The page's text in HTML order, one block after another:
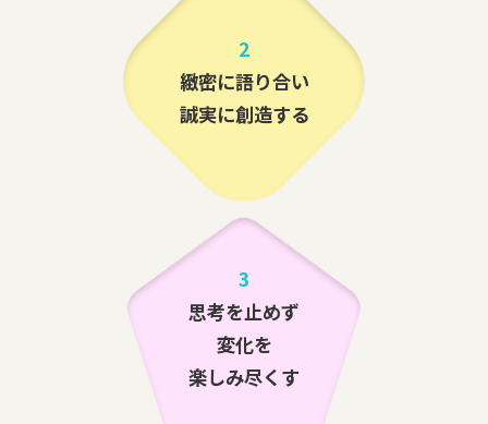
2
緻密に語り合い
誠実に創造する
3
思考を止めず
変化を
楽しみ尽くす